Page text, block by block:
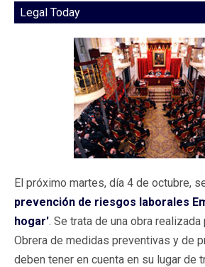
Legal Today
El próximo martes, día 4 de octubre,
prevención de riesgos laborales
hogar'. Se trata de una obra
Obrera de medidas preventivas y de
deben tener en cuenta en su lugar de